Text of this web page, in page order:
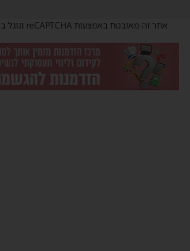
אתר זה מאובטח באמצעות reCAPTCHA וגוגל בכפוף